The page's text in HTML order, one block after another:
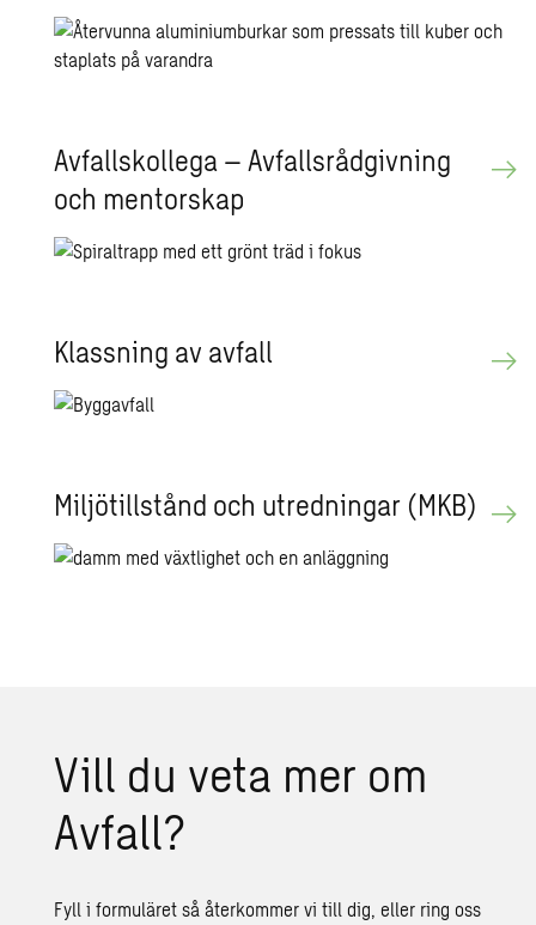
Av­fallskol­le­ga – Av­falls­råd­giv­ning
och men­tor­skap
Klass­ning av av­fall
Mil­jö­till­stånd och ut­red­ning­ar (MKB)
Vill du veta mer om
Av­fall?
Fyll i formuläret så återkommer vi till dig, eller ring oss